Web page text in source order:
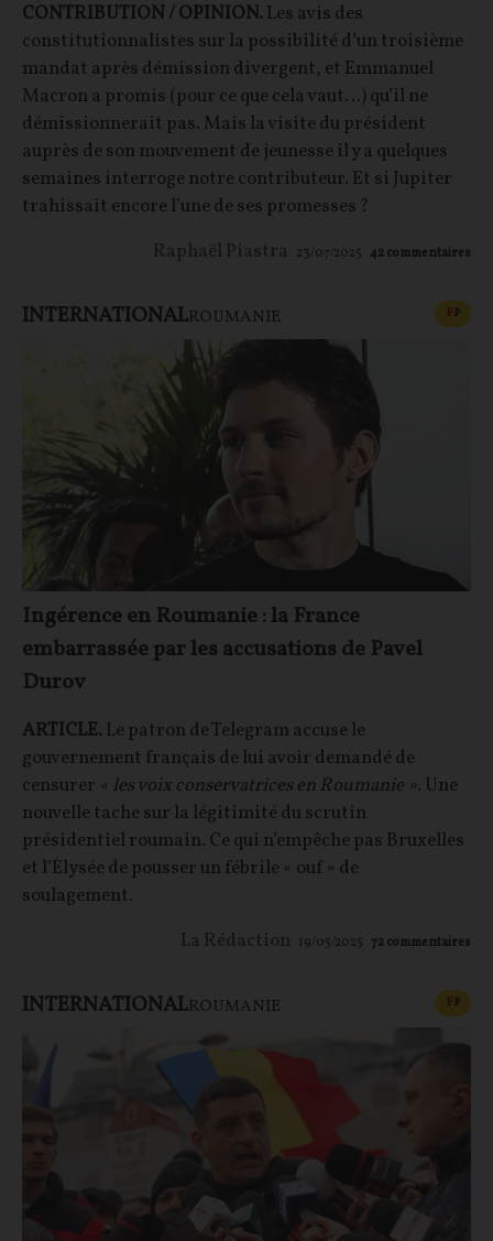
CONTRIBUTION / OPINION.Les avis des
constitutionnalistes sur la possibilité d’un troisième
mandat après démission divergent, et Emmanuel
Macron a promis (pour ce que cela vaut…) qu’il ne
démissionnerait pas. Mais la visite du président
auprès de son mouvement de jeunesse il y a quelques
semaines interroge notre contributeur. Et si Jupiter
trahissait encore l’une de ses promesses ?
Raphaël Piastra 23/07/2025 42commentaires
INTERNATIONALROUMANIE FP
Ingérence en Roumanie : la France
embarrassée par les accusations de Pavel
Durov
ARTICLE.Le patron de Telegram accuse le
gouvernement français de lui avoir demandé de
censurer « les voix conservatrices en Roumanie ». Une
nouvelle tache sur la légitimité du scrutin
présidentiel roumain. Ce qui n’empêche pas Bruxelles
et l’Élysée de pousser un fébrile « ouf » de
soulagement.
La Rédaction 19/05/2025 72commentaires
INTERNATIONALROUMANIE FP